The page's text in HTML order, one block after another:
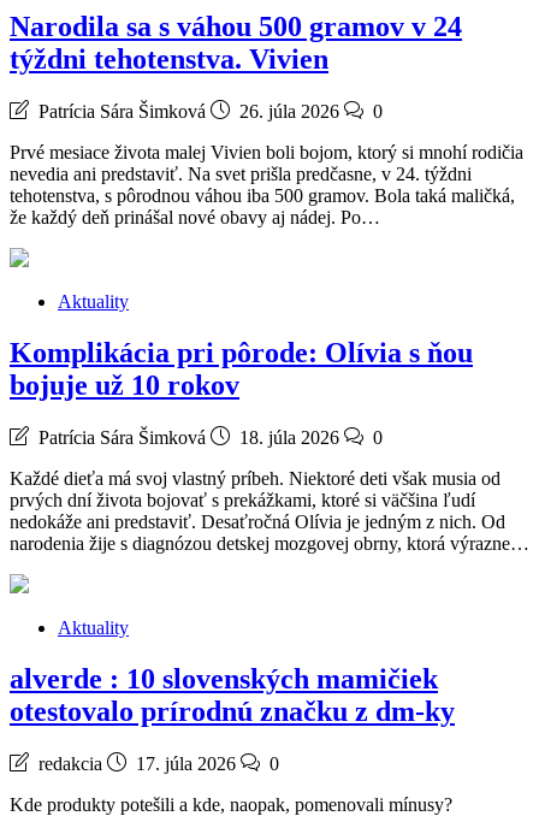
Narodila sa s váhou 500 gramov v 24
týždni tehotenstva. Vivien
Patrícia Sára Šimková 26. júla 2026
0
Prvé mesiace života malej Vivien boli bojom, ktorý si mnohí rodičia
nevedia ani predstaviť. Na svet prišla predčasne, v 24. týždni
tehotenstva, s pôrodnou váhou iba 500 gramov. Bola taká maličká,
že každý deň prinášal nové obavy aj nádej. Po…
Aktuality
Komplikácia pri pôrode: Olívia s ňou
bojuje už 10 rokov
Patrícia Sára Šimková 18. júla 2026
0
Každé dieťa má svoj vlastný príbeh. Niektoré deti však musia od
prvých dní života bojovať s prekážkami, ktoré si väčšina ľudí
nedokáže ani predstaviť. Desaťročná Olívia je jedným z nich. Od
narodenia žije s diagnózou detskej mozgovej obrny, ktorá výrazne…
Aktuality
alverde : 10 slovenských mamičiek
otestovalo prírodnú značku z dm-ky
redakcia 17. júla 2026
0
Kde produkty potešili a kde, naopak, pomenovali mínusy?